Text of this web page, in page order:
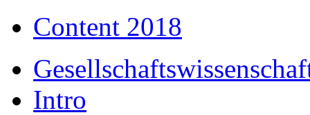
Content 2018
Intro